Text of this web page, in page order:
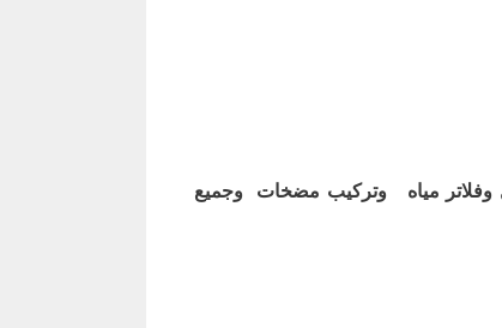
مياه وتركيب مضخات وجميع